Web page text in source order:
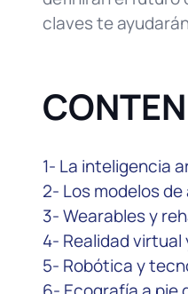
claves te
1- La inteligencia
2- Los modelos
3- Wearables y
4- Realidad
5- Robótica y